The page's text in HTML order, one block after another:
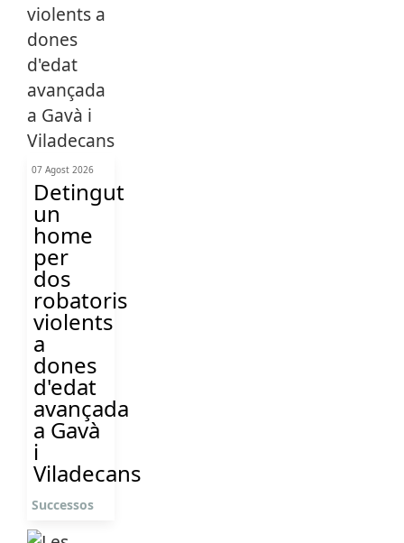
07 Agost 2026
Detingut
un
home
per
dos
robatoris
violents
a
dones
d'edat
avançada
a Gavà
i
Viladecans
Successos